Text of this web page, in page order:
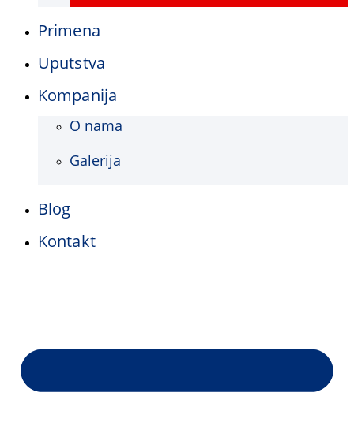
Primena
Uputstva
Kompanija
O nama
Galerija
Blog
Kontakt